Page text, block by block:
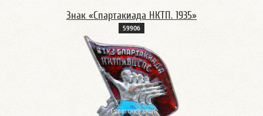
Знак «Спартакиада НКТП. 1935»
5990б